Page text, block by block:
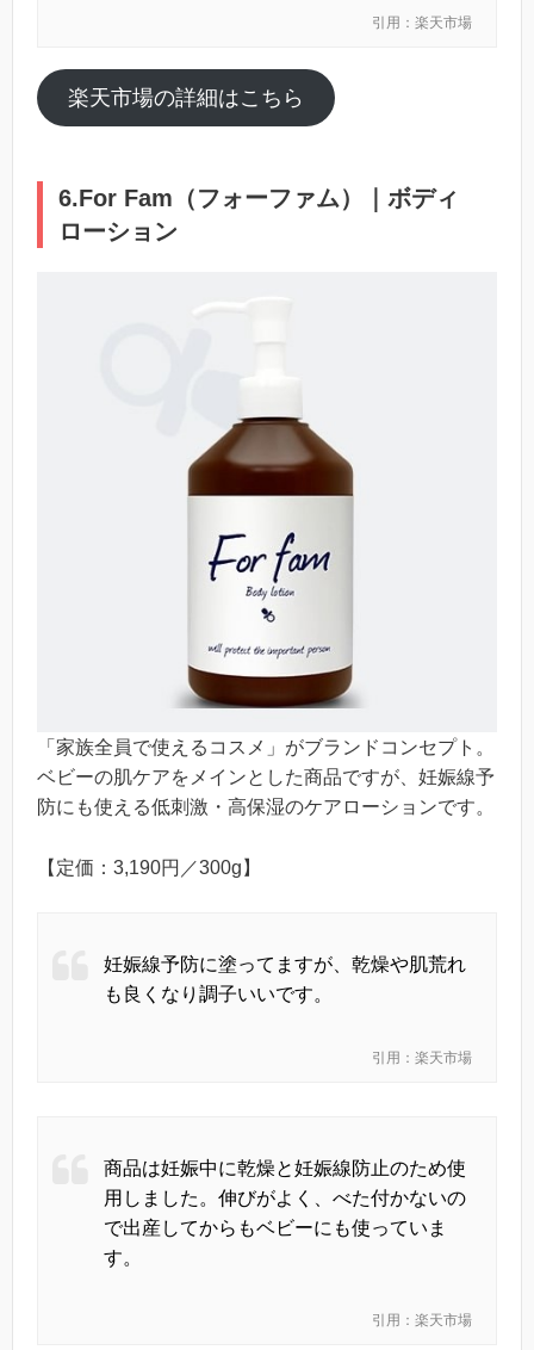
引用：楽天市場
楽天市場の詳細はこちら
6.For Fam（フォーファム）｜ボディ
ローション
「家族全員で使えるコスメ」がブランドコンセプト。
ベビーの肌ケアをメインとした商品ですが、妊娠線予
防にも使える低刺激・高保湿のケアローションです。
【定価：3,190円／300g】
妊娠線予防に塗ってますが、乾燥や肌荒れ
も良くなり調子いいです。
引用：楽天市場
商品は妊娠中に乾燥と妊娠線防止のため使
用しました。伸びがよく、べた付かないの
で出産してからもベビーにも使っていま
す。
引用：楽天市場